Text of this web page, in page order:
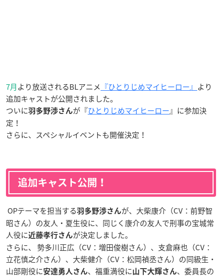
7月より放送されるBLアニメ 『ひとりじめマイヒーロー』 より
追加キャストが公開されました。
ついに羽多野渉さ んが『ひとりじめマイヒーロー』に参加決
定！
さらに、スペシャルイベントも開催決定！
追加キャスト公開！
OPテーマを担当する羽多野渉さんが、大柴康介（CV：前野智
昭さん）の友人・夏生役に、同じく康介の友人で刑事の宝城常
人役に近藤孝行さんが決定しました。
さらに、 勢多川正広（CV：増田俊樹さん）、支倉麻也（CV：
立花慎之介さん）、大柴健介（CV：松岡禎丞さん）の同級生・
山部剛役に安達勇人さん、福重満役に山下大輝さん、委員長の